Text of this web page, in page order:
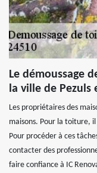
Le démoussage
la ville de Pezuls
Les propriétaires des
maisons. Pour la toiture,
Pour procéder à ces
contacter des
faire confiance à IC